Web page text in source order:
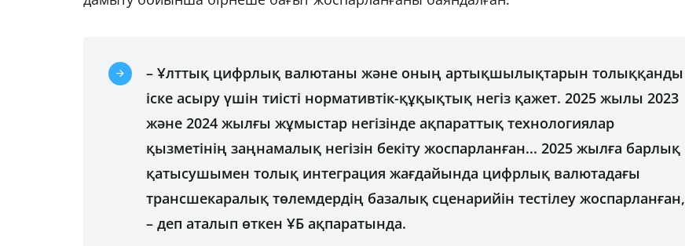
– Ұлттық цифрлық валютаны және оның артықшылықтарын толыққанды
іске асыру үшін тиісті нормативтік-құқықтық негіз қажет. 2025 жылы 2023
және 2024 жылғы жұмыстар негізінде ақпараттық технологиялар
қызметінің заңнамалық негізін бекіту жоспарланған... 2025 жылға барлық
қатысушымен толық интеграция жағдайында цифрлық валютадағы
трансшекаралық төлемдердің базалық сценарийін тестілеу жоспарланған,
– деп аталып өткен ҰБ ақпаратында.